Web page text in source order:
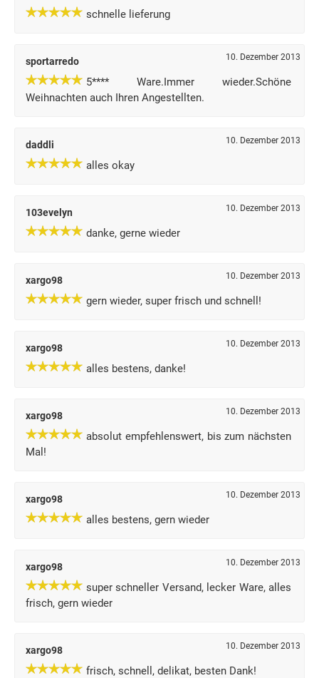
schnelle lieferung
sportarredo 10. Dezember 2013
5**** Ware.Immer wieder.Schöne
Weihnachten auch Ihren Angestellten.
daddli 10. Dezember 2013
alles okay
103evelyn 10. Dezember 2013
danke, gerne wieder
xargo98 10. Dezember 2013
gern wieder, super frisch und schnell!
xargo98 10. Dezember 2013
alles bestens, danke!
xargo98 10. Dezember 2013
absolut empfehlenswert, bis zum nächsten
Mal!
xargo98 10. Dezember 2013
alles bestens, gern wieder
xargo98 10. Dezember 2013
super schneller Versand, lecker Ware, alles
frisch, gern wieder
xargo98 10. Dezember 2013
frisch, schnell, delikat, besten Dank!